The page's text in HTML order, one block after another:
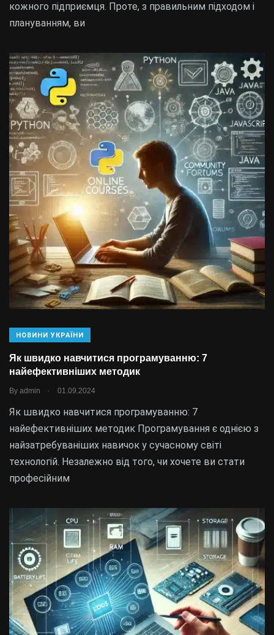
кожного підприємця. Проте, з правильним підходом і
плануванням, ви
НОВИНИ УКРАЇНИ
Як швидко навчитися програмуванню: 7
найефективніших методик
By admin . 01.09.2024
Як швидко навчитися програмуванню: 7
найефективніших методик Програмування є однією з
найзатребуваніших навичок у сучасному світі
технологій. Незалежно від того, чи хочете ви стати
професійним